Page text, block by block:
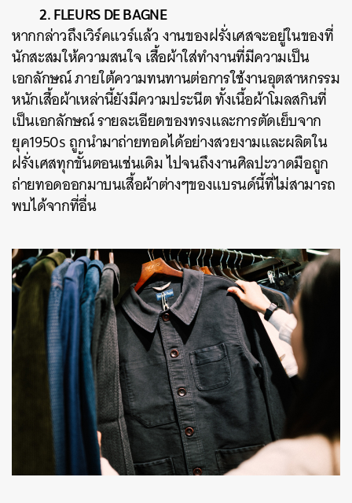
2. FLEURS DE BAGNE
หากกล่าวถึงเวิร์คแวร์แล้ว งานของฝรั่งเศสจะอยู่ในของที่
นักสะสมให้ความสนใจ เสื้อผ้าใส่ทำงานที่มีความเป็น
เอกลักษณ์ ภายใต้ความทนทานต่อการใช้งานอุตสาหกรรม
หนักเสื้อผ้าเหล่านี้ยังมีความประนีต ทั้งเนื้อผ้าโมลสกินที่
เป็นเอกลักษณ์ รายละเอียดของทรงและการตัดเย็บจาก
ยุค1950s ถูกนำมาถ่ายทอดได้อย่างสวยงามและผลิตใน
ฝรั่งเศสทุกขั้นตอนเช่นเดิม ไปจนถึงงานศิลปะวาดมือถูก
ถ่ายทอดออกมาบนเสื้อผ้าต่างๆของแบรนด์นี้ที่ไม่สามารถ
พบได้จากที่อื่น